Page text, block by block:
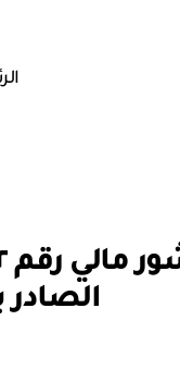
الصادر